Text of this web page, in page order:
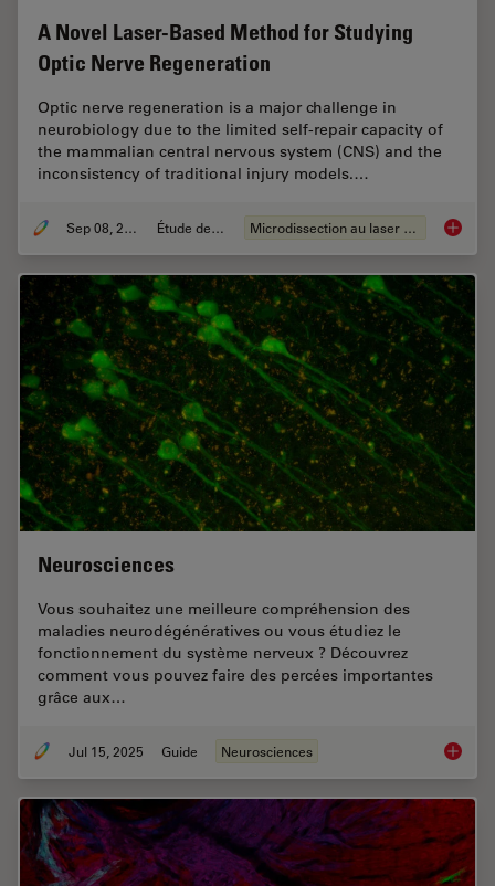
A Novel Laser-Based Method for Studying
Optic Nerve Regeneration
Optic nerve regeneration is a major challenge in
neurobiology due to the limited self-repair capacity of
the mammalian central nervous system (CNS) and the
inconsistency of traditional injury models.…
Sep 08, 2025 Étude de cas Microdissection au laser (LMD) A
Neurosciences
Vous souhaitez une meilleure compréhension des
maladies neurodégénératives ou vous étudiez le
fonctionnement du système nerveux ? Découvrez
comment vous pouvez faire des percées importantes
grâce aux…
Jul 15, 2025 Guide Neurosciences